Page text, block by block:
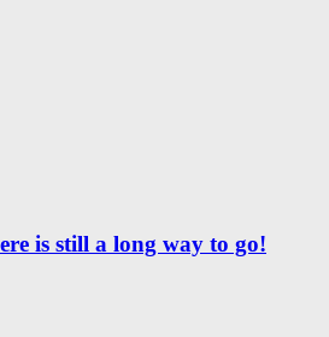
is still a long way to go!